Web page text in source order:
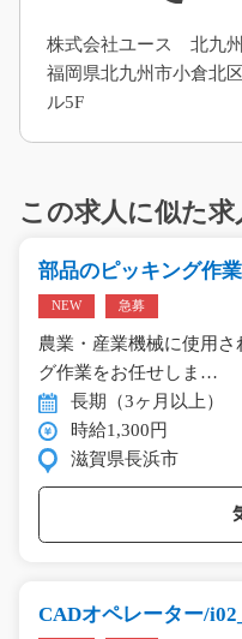
株式会社ユース 北九
福岡県北九州市小倉北
ル5F
この求人に似た求
部品のピッキング作
NEW 急募
農業・産業機械に使用
グ作業をお任せしま…
長期（3ヶ月以上）
時給1,300円
滋賀県長浜市
CADオペレーター/